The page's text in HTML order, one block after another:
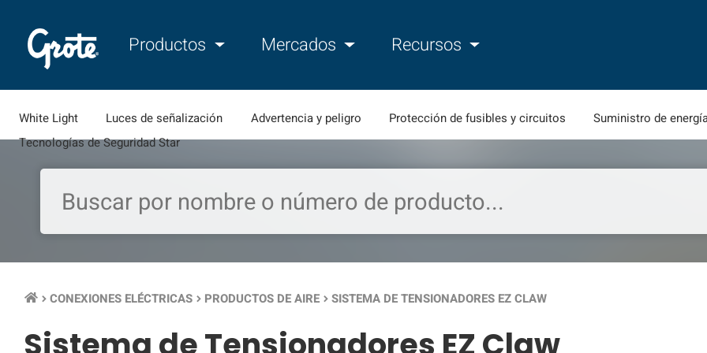
Productos Mercados Recursos
White Light Luces de señalización Advertencia y peligro Protección de fusibles y circuitos Suministro de
Tecnologías de Seguridad Star
keyboard_arrow_right CONEXIONES ELÉCTRICAS keyboard_arrow_right PRODUCTOS DE AIRE keyboard_arrow_right SISTEMA DE TENSIONADORES EZ CLAW